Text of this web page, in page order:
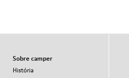
Sobre camper
História